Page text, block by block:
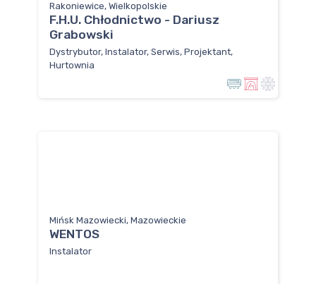
Rakoniewice, Wielkopolskie
F.H.U. Chłodnictwo - Dariusz
Grabowski
Dystrybutor, Instalator, Serwis, Projektant,
Hurtownia
Mińsk Mazowiecki, Mazowieckie
WENTOS
Instalator